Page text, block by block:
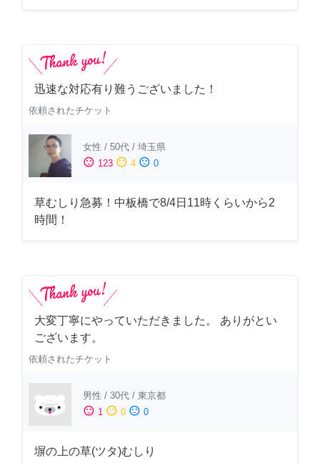
迅速な対応有り難うございました！
依頼されたチケット
女性 / 50代 / 埼玉県
sentiment_satisfied 123 sentiment_neutral 4 sentiment_dissatisfied 0
草むしり急募！中板橋で8/4日11時くらいから2
時間！
大変丁寧にやっていただきました。 ありがとい
ございます。
依頼されたチケット
男性 / 30代 / 東京都
sentiment_satisfied 1 sentiment_neutral 0 sentiment_dissatisfied 0
塀の上の草(ツタ)むしり